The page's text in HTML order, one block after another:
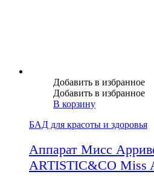
Добавить в избранное
Добавить в избранное
В корзину
БАД для красоты и здоровья
Аппарат Мисс
ARTISTIC&CO Miss